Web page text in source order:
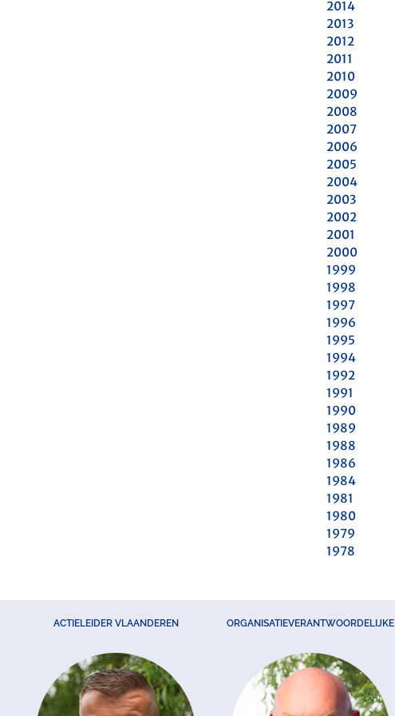
2014
2013
2012
2011
2010
2009
2008
2007
2006
2005
2004
2003
2002
2001
2000
1999
1998
1997
1996
1995
1994
1992
1991
1990
1989
1988
1986
1984
1981
1980
1979
1978
ACTIELEIDER VLAANDEREN ORGANISATIEVERANTWOORDELIJKE